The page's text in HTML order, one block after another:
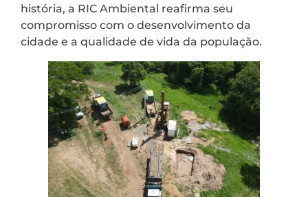
história, a RIC Ambiental reafirma seu
compromisso com o desenvolvimento da
cidade e a qualidade de vida da população.